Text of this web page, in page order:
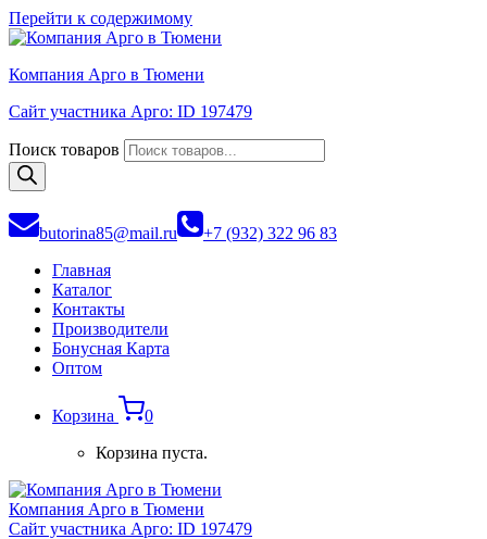
Перейти к содержимому
Компания Арго в Тюмени
Сайт участника Арго: ID 197479
Поиск товаров
butorina85@mail.ru
+7 (932) 322 96 83
Главная
Каталог
Контакты
Производители
Бонусная Карта
Оптом
Корзина
0
Корзина пуста.
Компания Арго в Тюмени
Сайт участника Арго: ID 197479